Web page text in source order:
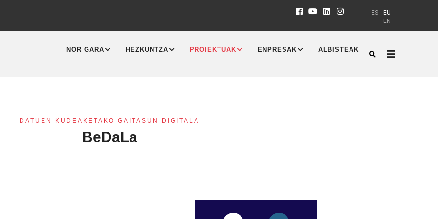
EU
ES
EN
NAVIGATION
NOR GARA HEZKUNTZA PROIEKTUAK ENPRESAK ALBISTEAK
DATUEN KUDEAKETAKO GAITASUN DIGITALA
BeDaLa